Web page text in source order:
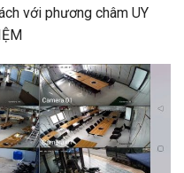
với phương châm UY